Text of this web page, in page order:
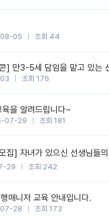
05 조회 44
조회 176
을 알려드립니다~
07-29 조회 181
29 조회 242
매니저 교육 안내입니다.
28 조회 173